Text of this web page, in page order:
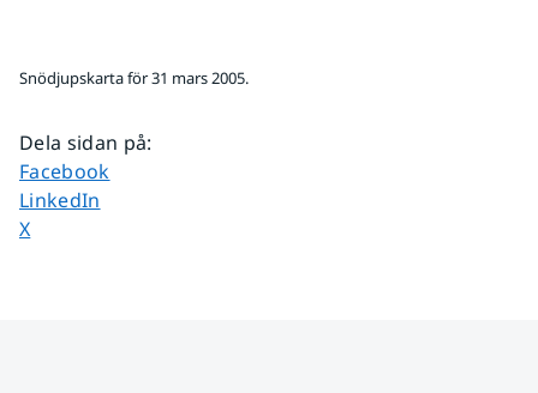
Snödjupskarta för 31 mars 2005.
Dela sidan på:
Dela sidan på
Facebook
Dela sidan på
LinkedIn
Dela sidan på
X